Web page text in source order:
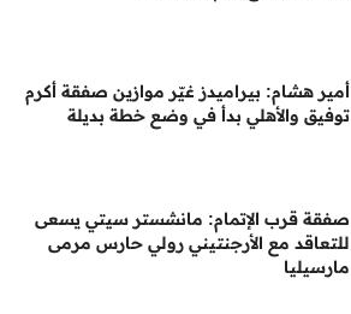
أمير هشام: بيراميدز غيّر موازين صفقة أكرم
توفيق والأهلي بدأ في وضع خطة بديلة
صفقة قرب الإتمام: مانشستر سيتي يسعى
للتعاقد مع الأرجنتيني رولي حارس مرمى
مارسيليا